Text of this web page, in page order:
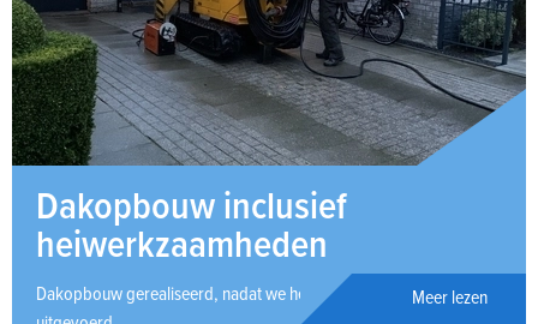
Dakopbouw inclusief
heiwerkzaamheden
Dakopbouw gerealiseerd, nadat we heiwerkzaamheden hebben
Meer lezen